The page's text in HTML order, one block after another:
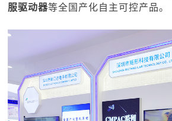
服驱动器等全国产化自主可控产品。